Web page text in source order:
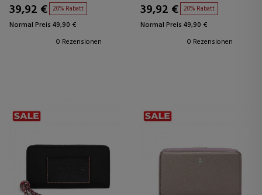
39,92 € 20% Rabatt
Normal Preis 49,90 €
0 Rezensionen
39,92 € 20% Rabatt
Normal Preis 49,90 €
0 Rezensionen